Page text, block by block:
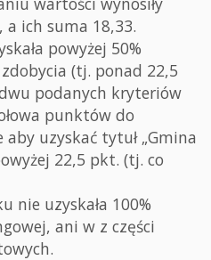
a ich suma 18,33.
powyżej 50%
(tj. ponad 22,5
podanych kryteriów
punktów do
aby uzyskać tytuł „Gmina
22,5 pkt. (tj. co
nie uzyskała 100%
ani w z części